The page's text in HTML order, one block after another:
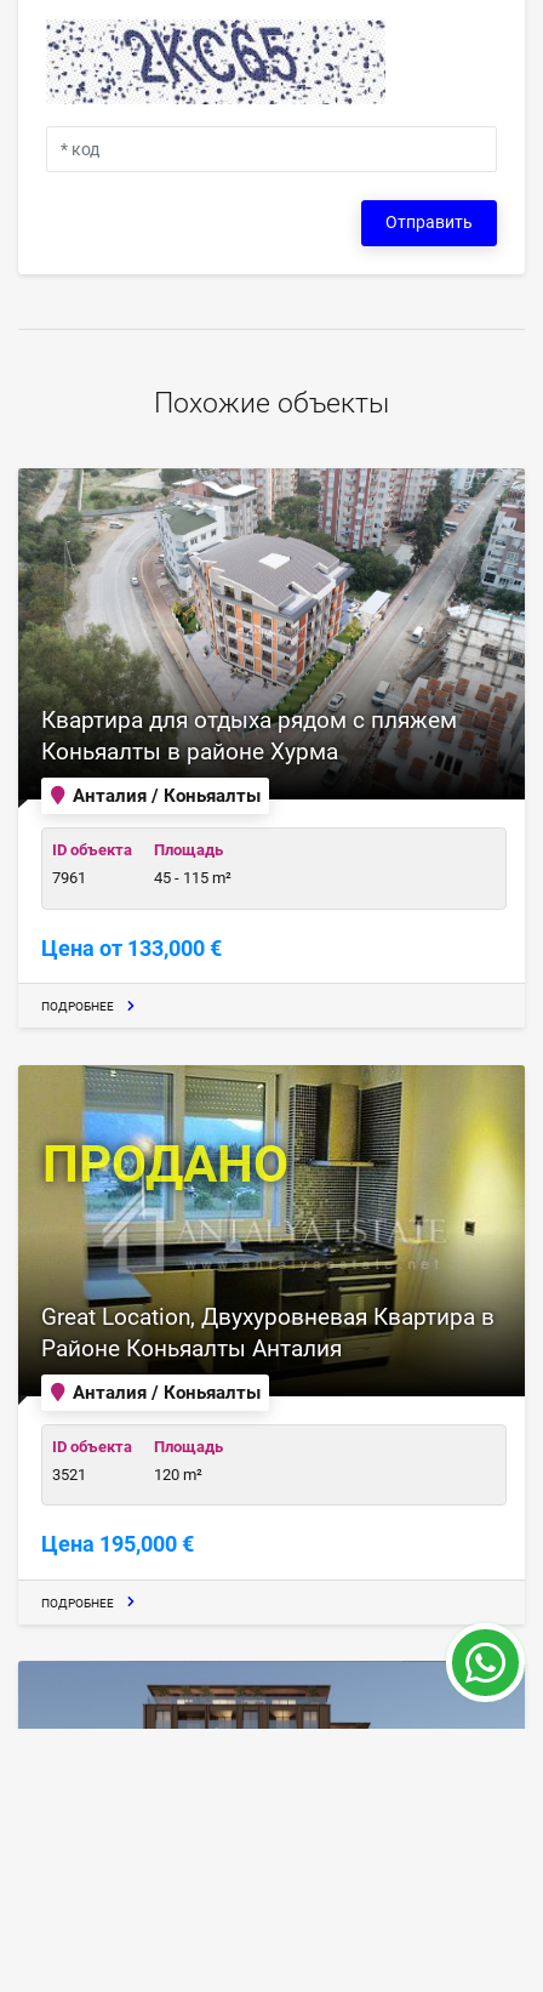
Отправить
Похожие объекты
Анталия / Коньяалты
Квартира для отдыха рядом с пляжем
Коньяалты в районе Хурма
ID объекта
7961
Площадь
45 - 115 m²
Цена от 133,000 €
ПОДРОБНЕЕ
Анталия / Коньяалты
Great Location, Двухуровневая Квартира в
Районе Коньяалты Анталия
ID объекта
3521
Площадь
120 m²
Цена 195,000 €
ПРОДАНО
ПОДРОБНЕЕ